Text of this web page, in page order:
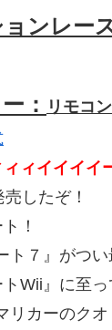
ンレー
：
リモコ
ィイイイイ
したぞ！
！
ト７』がつ
Wii』に至
リカーのク